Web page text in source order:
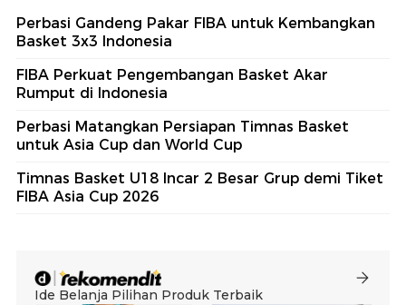
Perbasi Gandeng Pakar FIBA untuk Kembangkan
Basket 3x3 Indonesia
FIBA Perkuat Pengembangan Basket Akar
Rumput di Indonesia
Perbasi Matangkan Persiapan Timnas Basket
untuk Asia Cup dan World Cup
Timnas Basket U18 Incar 2 Besar Grup demi Tiket
FIBA Asia Cup 2026